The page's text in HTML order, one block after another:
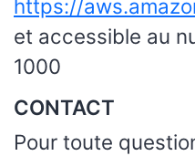
https://
et accessible au
1000
CONTACT
Pour toute